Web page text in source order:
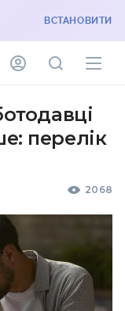
ВСТАНОВИТИ
перелік
2068